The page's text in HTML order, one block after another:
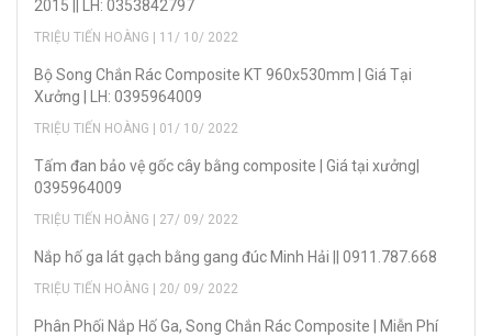
2015 || LH: 0353842797
TRIỆU TIẾN HOÀNG | 11/ 10/ 2022
Bộ Song Chắn Rác Composite KT 960x530mm | Giá Tại
Xưởng | LH: 0395964009
TRIỆU TIẾN HOÀNG | 01/ 10/ 2022
Tấm đan bảo vệ gốc cây bằng composite | Giá tại xưởng|
0395964009
TRIỆU TIẾN HOÀNG | 27/ 09/ 2022
Nắp hố ga lát gạch bằng gang đúc Minh Hải || 0911.787.668
TRIỆU TIẾN HOÀNG | 20/ 09/ 2022
Phân Phối Nắp Hố Ga, Song Chắn Rác Composite | Miễn Phí